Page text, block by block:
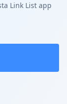
Link List app